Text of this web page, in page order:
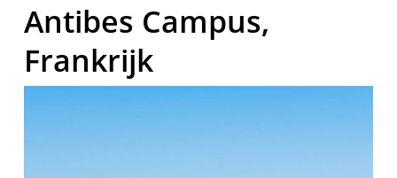
Antibes Campus,
Frankrijk